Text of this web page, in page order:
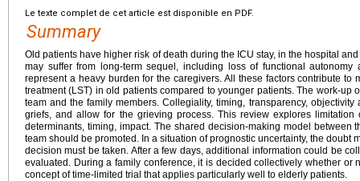
Le texte complet de cet article est disponible en PDF.
Summary
Old patients have higher risk of death during the ICU stay, in the hospital
may suffer from long-term sequel, including loss of functional
represent a heavy burden for the caregivers. All these factors contribute to
treatment (LST) in old patients compared to younger patients. The work-up
team and the family members. Collegiality, timing, transparency,
griefs, and allow for the grieving process. This review explores limitation
determinants, timing, impact. The shared decision-making model between
team should be promoted. In a situation of prognostic uncertainty, the doubt
decision must be taken. After a few days, additional information could be
evaluated. During a family conference, it is decided collectively whether or
concept of time-limited trial that applies particularly well to elderly patients.